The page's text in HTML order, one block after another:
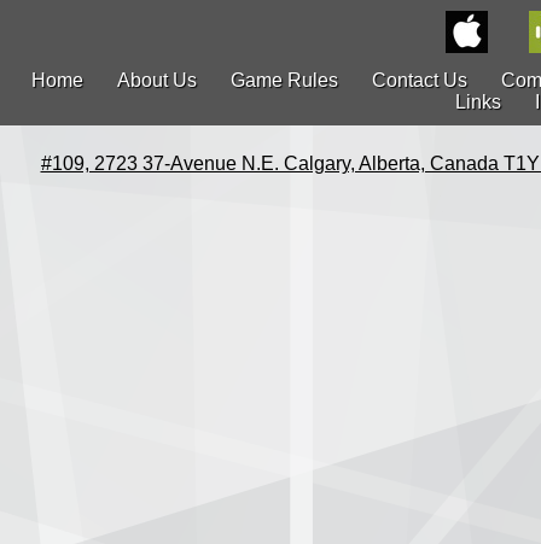
Home About Us Game Rules Contact Us
Links
#109, 2723 37-Avenue N.E. Calgary, Alberta, Canada